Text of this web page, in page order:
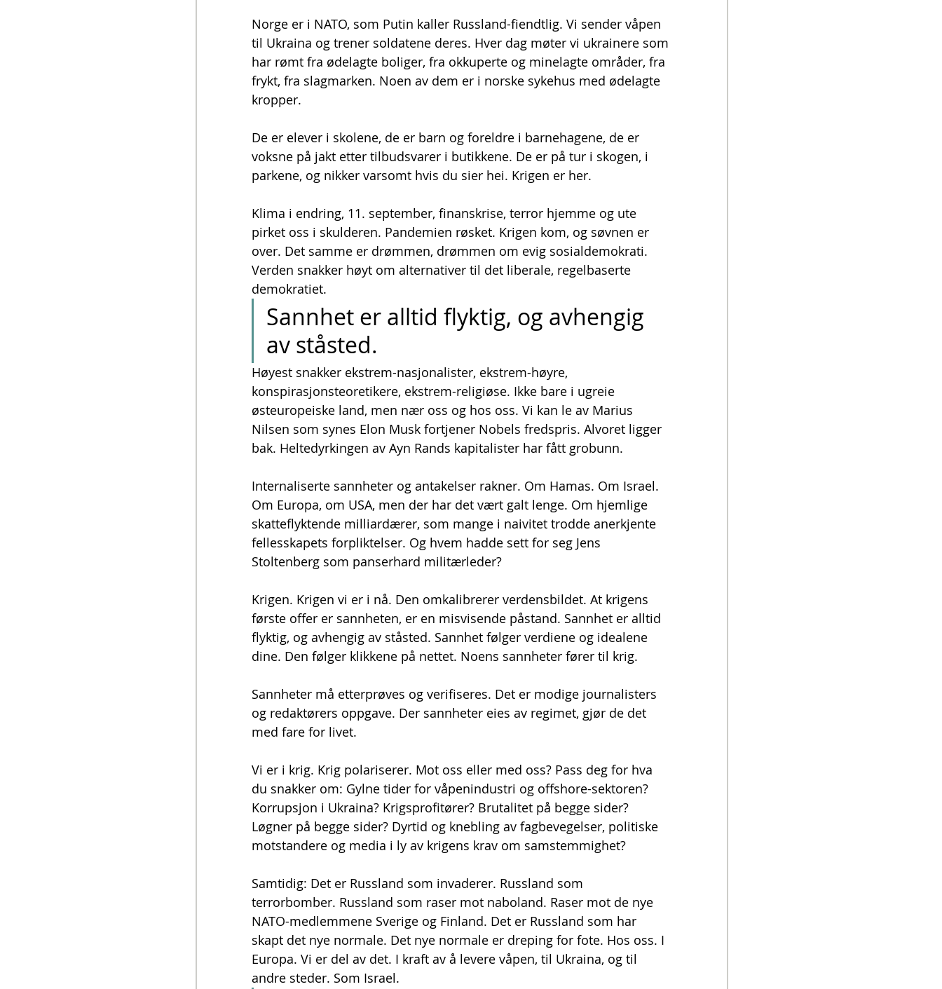
Norge er i NATO, som Putin kaller Russland-fiendtlig. Vi sender våpen
til Ukraina og trener soldatene deres. Hver dag møter vi ukrainere som
har rømt fra ødelagte boliger, fra okkuperte og minelagte områder, fra
frykt, fra slagmarken. Noen av dem er i norske sykehus med ødelagte
kropper.
De er elever i skolene, de er barn og foreldre i barnehagene, de er
voksne på jakt etter tilbudsvarer i butikkene. De er på tur i skogen, i
parkene, og nikker varsomt hvis du sier hei. Krigen er her.
Klima i endring, 11. september, finanskrise, terror hjemme og ute
pirket oss i skulderen. Pandemien røsket. Krigen kom, og søvnen er
over. Det samme er drømmen, drømmen om evig sosialdemokrati.
Verden snakker høyt om alternativer til det liberale, regelbaserte
demokratiet.
Sannhet er alltid flyktig, og avhengig
av ståsted.
Høyest snakker ekstrem-nasjonalister, ekstrem-høyre,
konspirasjonsteoretikere, ekstrem-religiøse. Ikke bare i ugreie
østeuropeiske land, men nær oss og hos oss. Vi kan le av Marius
Nilsen som synes Elon Musk fortjener Nobels fredspris. Alvoret ligger
bak. Heltedyrkingen av Ayn Rands kapitalister har fått grobunn.
Internaliserte sannheter og antakelser rakner. Om Hamas. Om Israel.
Om Europa, om USA, men der har det vært galt lenge. Om hjemlige
skatteflyktende milliardærer, som mange i naivitet trodde anerkjente
fellesskapets forpliktelser. Og hvem hadde sett for seg Jens
Stoltenberg som panserhard militærleder?
Krigen. Krigen vi er i nå. Den omkalibrerer verdensbildet. At krigens
første offer er sannheten, er en misvisende påstand. Sannhet er alltid
flyktig, og avhengig av ståsted. Sannhet følger verdiene og idealene
dine. Den følger klikkene på nettet. Noens sannheter fører til krig.
Sannheter må etterprøves og verifiseres. Det er modige journalisters
og redaktørers oppgave. Der sannheter eies av regimet, gjør de det
med fare for livet.
Vi er i krig. Krig polariserer. Mot oss eller med oss? Pass deg for hva
du snakker om: Gylne tider for våpenindustri og offshore-sektoren?
Korrupsjon i Ukraina? Krigsprofitører? Brutalitet på begge sider?
Løgner på begge sider? Dyrtid og knebling av fagbevegelser, politiske
motstandere og media i ly av krigens krav om samstemmighet?
Samtidig: Det er Russland som invaderer. Russland som
terrorbomber. Russland som raser mot naboland. Raser mot de nye
NATO-medlemmene Sverige og Finland. Det er Russland som har
skapt det nye normale. Det nye normale er dreping for fote. Hos oss. I
Europa. Vi er del av det. I kraft av å levere våpen, til Ukraina, og til
andre steder. Som Israel.